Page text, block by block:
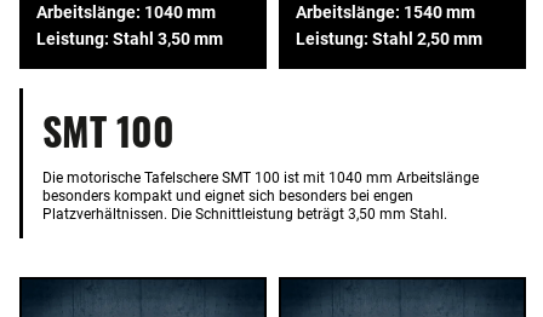
Arbeitslänge: 1040 mm
Leistung: Stahl 3,50 mm
Arbeitslänge: 1540 mm
Leistung: Stahl 2,50 mm
SMT 100
Die motorische Tafelschere SMT 100 ist mit 1040 mm Arbeitslänge
besonders kompakt und eignet sich besonders bei engen
Platzverhältnissen. Die Schnittleistung beträgt 3,50 mm Stahl.